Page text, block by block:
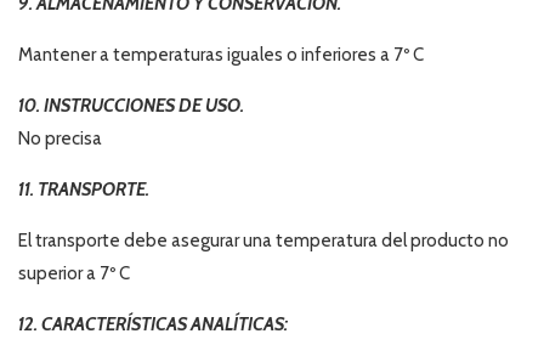
Mantener a temperaturas iguales o inferiores a 7º C
10. INSTRUCCIONES DE USO.
No precisa
11. TRANSPORTE.
El transporte debe asegurar una temperatura del producto no
superior a 7º C
12. CARACTERÍSTICAS ANALÍTICAS: